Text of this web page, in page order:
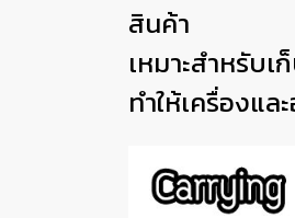
สินค้า
เหมาะสำหรับ
ทำให้เครื่องแ